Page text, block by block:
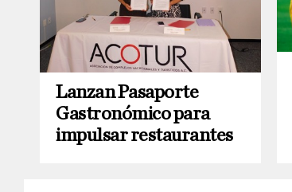
Lanzan Pasaporte
Gastronómico para
impulsar restaurantes